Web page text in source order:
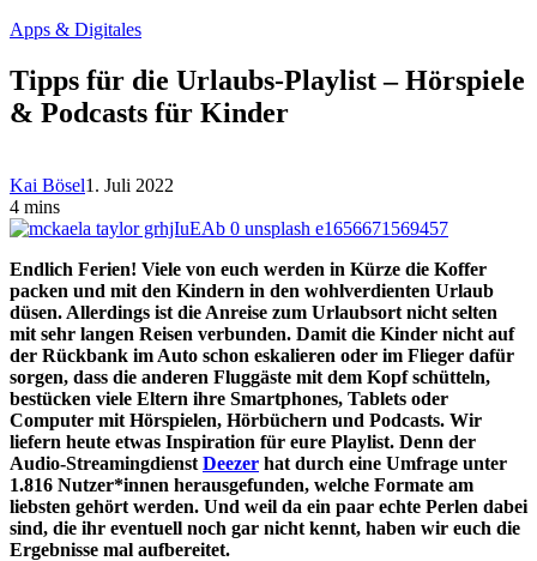
Apps & Digitales
Tipps für die Urlaubs-Playlist – Hörspiele
& Podcasts für Kinder
Kai Bösel1. Juli 2022
4 mins
Endlich Ferien! Viele von euch werden in Kürze die Koffer
packen und mit den Kindern in den wohlverdienten Urlaub
düsen. Allerdings ist die Anreise zum Urlaubsort nicht selten
mit sehr langen Reisen verbunden. Damit die Kinder nicht auf
der Rückbank im Auto schon eskalieren oder im Flieger dafür
sorgen, dass die anderen Fluggäste mit dem Kopf schütteln,
bestücken viele Eltern ihre Smartphones, Tablets oder
Computer mit Hörspielen, Hörbüchern und Podcasts. Wir
liefern heute etwas Inspiration für eure Playlist. Denn der
Audio-Streamingdienst Deezer hat durch eine Umfrage unter
1.816 Nutzer*innen herausgefunden, welche Formate am
liebsten gehört werden. Und weil da ein paar echte Perlen dabei
sind, die ihr eventuell noch gar nicht kennt, haben wir euch die
Ergebnisse mal aufbereitet.